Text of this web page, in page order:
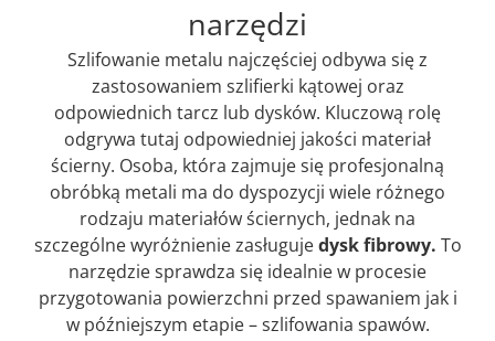
narzędzi
Szlifowanie metalu najczęściej odbywa się z
zastosowaniem szlifierki kątowej oraz
odpowiednich tarcz lub dysków. Kluczową rolę
odgrywa tutaj odpowiedniej jakości materiał
ścierny. Osoba, która zajmuje się profesjonalną
obróbką metali ma do dyspozycji wiele różnego
rodzaju materiałów ściernych, jednak na
szczególne wyróżnienie zasługujedysk fibrowy. To
narzędzie sprawdza się idealnie w procesie
przygotowania powierzchni przed spawaniem jak i
w późniejszym etapie – szlifowania spawów.